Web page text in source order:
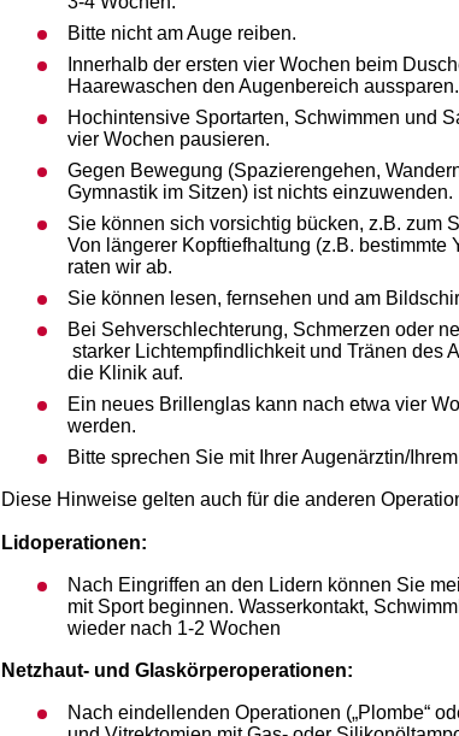
Bitte nicht am Auge reiben.
Innerhalb der ersten vier Wochen beim
Haarewaschen den Augenbereich aussparen.
Hochintensive Sportarten, Schwimmen und
vier Wochen pausieren.
Gegen Bewegung (Spazierengehen,
Gymnastik im Sitzen) ist nichts einzuwenden.
Sie können sich vorsichtig bücken, z.B. zum
Von längerer Kopftiefhaltung (z.B. bestimmte
raten wir ab.
Sie können lesen, fernsehen und am
Bei Sehverschlechterung, Schmerzen oder
starker Lichtempfindlichkeit und Tränen des
die Klinik auf.
Ein neues Brillenglas kann nach etwa vier
werden.
Bitte sprechen Sie mit Ihrer Augenärztin/
Diese Hinweise gelten auch für die anderen
Lidoperationen:
Nach Eingriffen an den Lidern können Sie
mit Sport beginnen. Wasserkontakt,
wieder nach 1-2 Wochen
Netzhaut- und Glaskörperoperationen:
Nach eindellenden Operationen („Plombe“